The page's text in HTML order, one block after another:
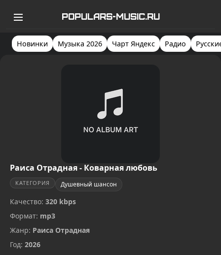
POPULARS-MUSIC.RU
Новинки Музыка 2026 Чарт Яндекс Радио
Раиса Отрадная - Коварная любовь
КАТЕГОРИЯ Душевный шансон
Качество: 320 kbps
Формат: mp3
Жанр: Раиса Отрадная
Год: 2026